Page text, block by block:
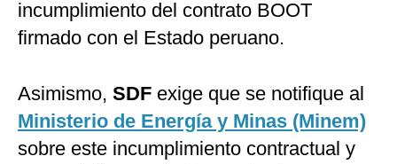
incumplimiento del contrato BOOT
firmado con el Estado peruano.
Asimismo, SDF exige que se notifique al
Ministerio de Energía y Minas (Minem)
sobre este incumplimiento contractual y